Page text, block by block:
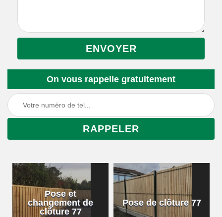
On vous rappelle gratuitement
Pose et
changement de
clôture 77
Pose de clôture 77